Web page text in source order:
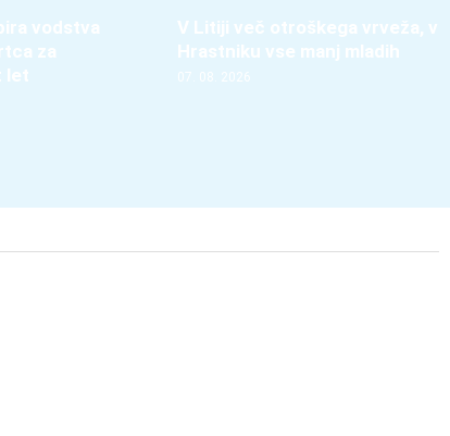
vodstva
za
let
V Litiji več otroškega vrveža, v
Hrastniku vse manj mladih
07. 08. 2026